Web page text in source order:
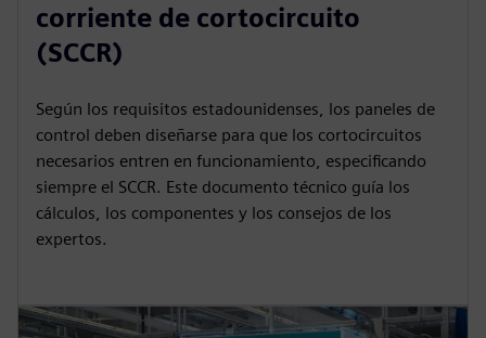
corriente de cortocircuito
(SCCR)
Según los requisitos estadounidenses, los paneles de
control deben diseñarse para que los cortocircuitos
necesarios entren en funcionamiento, especificando
siempre el SCCR. Este documento técnico guía los
cálculos, los componentes y los consejos de los
expertos.